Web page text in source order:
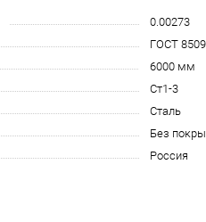
0.00273
ГОСТ
6000 мм
Ст1-3
Сталь
Без
Россия